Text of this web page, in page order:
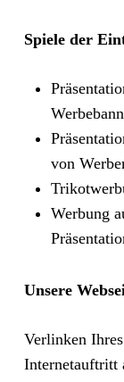
Spiele der
von
Werbung
Unsere
Verlinken
Internetauftritt